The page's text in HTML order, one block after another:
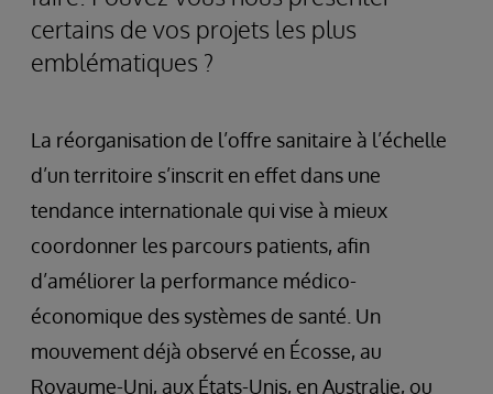
certains de vos projets les plus
emblématiques ?
La réorganisation de l’offre sanitaire à l’échelle
d’un territoire s’inscrit en effet dans une
tendance internationale qui vise à mieux
coordonner les parcours patients, afin
d’améliorer la performance médico-
économique des systèmes de santé. Un
mouvement déjà observé en Écosse, au
Royaume-Uni, aux États-Unis, en Australie, ou